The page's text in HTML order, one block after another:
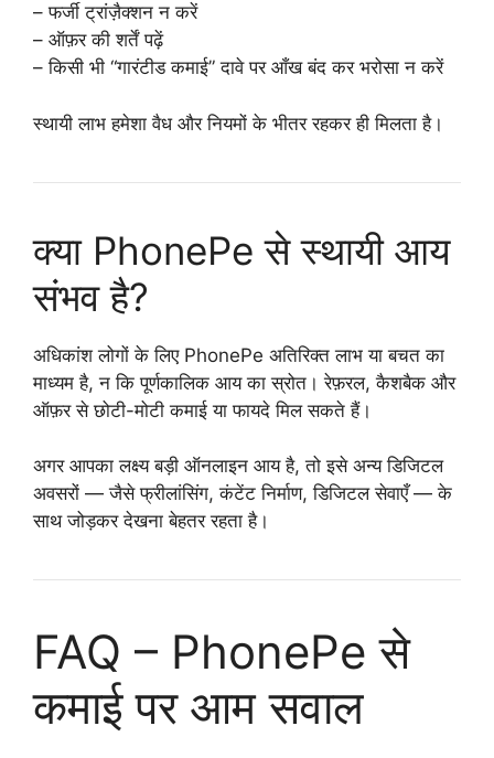
– फर्जी ट्रांज़ैक्शन न करें
– ऑफ़र की शर्तें पढ़ें
– किसी भी “गारंटीड कमाई” दावे पर आँख बंद कर भरोसा न करें
स्थायी लाभ हमेशा वैध और नियमों के भीतर रहकर ही मिलता है।
क्या PhonePe से स्थायी आय
संभव है?
अधिकांश लोगों के लिए PhonePe अतिरिक्त लाभ या बचत का
माध्यम है, न कि पूर्णकालिक आय का स्रोत। रेफ़रल, कैशबैक और
ऑफ़र से छोटी-मोटी कमाई या फायदे मिल सकते हैं।
अगर आपका लक्ष्य बड़ी ऑनलाइन आय है, तो इसे अन्य डिजिटल
अवसरों — जैसे फ्रीलांसिंग, कंटेंट निर्माण, डिजिटल सेवाएँ — के
साथ जोड़कर देखना बेहतर रहता है।
FAQ – PhonePe से
कमाई पर आम सवाल